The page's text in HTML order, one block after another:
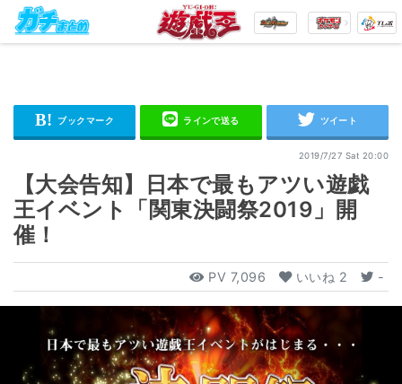
2019/7/27 Sat 20:00
【大会告知】日本で最もアツい遊戯
王イベント「関東決闘祭2019」開
催！
PV 7,096 いいね 2 -